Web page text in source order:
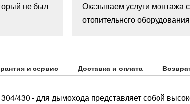
не был
Оказываем услуги монтажа
отопительного оборудования
и сервис Доставка и оплата
430 - для дымохода представляет собой